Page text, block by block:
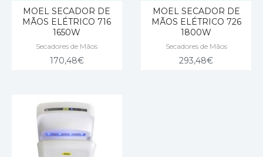
MOEL SECADOR DE
MÃOS ELÉTRICO 716
1650W
Secadores de Mãos
170,48€
MOEL SECADOR DE
MÃOS ELÉTRICO 726
1800W
Secadores de Mãos
293,48€